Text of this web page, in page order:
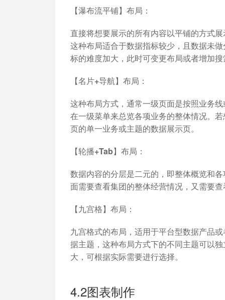
【瀑布流平铺】布局：
直接将想要展示的所有内容以平铺的方式
这种布局适合于数据指标较少，且数据未
标的难度加大，此时可变更布局或者增加
【名片+导航】布局：
这种布局方式，通常一级页面是按照业务
在一级菜单来总览各项业务的整体情况。
页的单一业务或主题的数据展示页。
【轮播+Tab】布局：
数据内容的分层是二元的，即整体概览和
面需要查看集团的整体经营情况，又需要
【九宫格】布局：
九宫格式的布局，适用于平台型数据产品
据主题，这种布局方式下的不同主题可以
大，可根据实际需要进行选择。
4.2图表制作